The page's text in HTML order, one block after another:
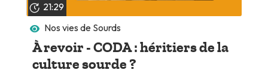
21:29
Nos vies de Sourds
À revoir - CODA : héritiers de la
culture sourde ?